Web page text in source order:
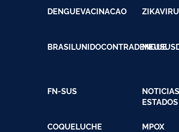
DENGUEVACINACAO
BRASILUNIDOCONTRADENGUE
FN-SUS
ESTADOS
COQUELUCHE MPOX